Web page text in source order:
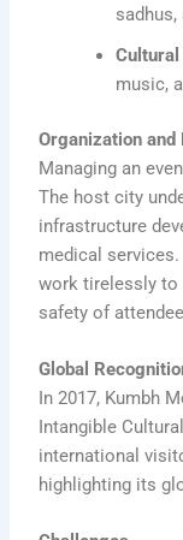
Cultural
music,
Organization and
Managing an
The host city
infrastructure
medical
work tirelessly to
safety of
Global
In 2017, Kumbh
Intangible
international
highlighting its